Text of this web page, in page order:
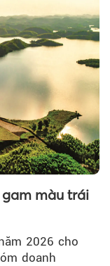
màu trái
2026 cho
doanh